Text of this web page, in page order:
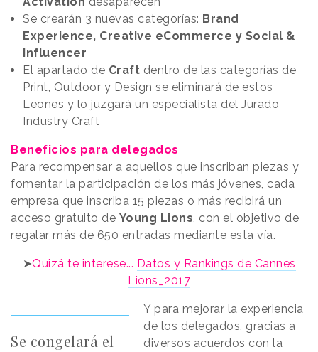
Se crearán 3 nuevas categorías: Brand
Experience, Creative eCommerce y Social &
Influencer
El apartado de Craft dentro de las categorías de
Print, Outdoor y Design se eliminará de estos
Leones y lo juzgará un especialista del Jurado
Industry Craft
Beneficios para delegados
Para recompensar a aquellos que inscriban piezas y
fomentar la participación de los más jóvenes, cada
empresa que inscriba 15 piezas o más recibirá un
acceso gratuito de Young Lions, con el objetivo de
regalar más de 650 entradas mediante esta vía.
➤Quizá te interese... Datos y Rankings de Cannes
Lions_2017
Se congelará el
Y para mejorar la experiencia
de los delegados, gracias a
diversos acuerdos con la